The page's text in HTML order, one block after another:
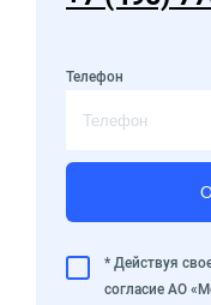
Телефон
* Действуя
согласие АО